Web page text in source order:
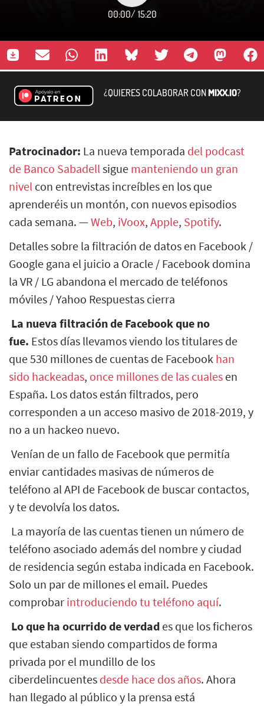
00:00/ 15:20
¿QUIERES COLABORAR CONMIXX.IO?
Patrocinador: La nueva temporada del podcast
de Banco Sabadell sigue manteniendo un gran
nivel con entrevistas increíbles en los que
aprenderéis un montón, con nuevos episodios
cada semana. —Web, iVoox, Apple, Spotify.
Detalles sobre la filtración de datos en Facebook /
Google gana el juicio a Oracle / Facebook domina
la VR / LG abandona el mercado de teléfonos
móviles / Yahoo Respuestas cierra
La nueva filtración de Facebook que no
fue. Estos días llevamos viendo los titulares de
que 530 millones de cuentas de Facebook han
sido hackeadas, once millones de las cuales en
España. Los datos están filtrados, pero
corresponden a un acceso masivo de 2018-2019, y
no a un hackeo nuevo.
Venían de un fallo de Facebook que permitía
enviar cantidades masivas de números de
teléfono al API de Facebook de buscar contactos,
y te devolvía los datos.
La mayoría de las cuentas tienen un número de
teléfono asociado además del nombre y ciudad
de residencia según estaba indicada en Facebook.
Solo un par de millones el email. Puedes
comprobar introduciendo tu teléfono aquí.
Lo que ha ocurrido de verdad es que los ficheros
que estaban siendo compartidos de forma
privada por el mundillo de los
ciberdelincuentes desde hace dos años. Ahora
han llegado al público y la prensa está